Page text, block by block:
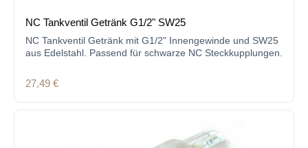
NC Tankventil Getränk G1/2" SW25
NC Tankventil Getränk mit G1/2" Innengewinde und SW25
aus Edelstahl. Passend für schwarze NC Steckkupplungen.
Regulärer Preis:
27,49 €